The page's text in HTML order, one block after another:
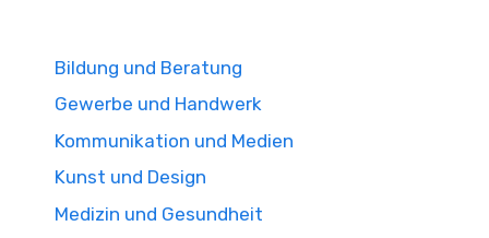
Bildung und Beratung
Gewerbe und Handwerk
Kommunikation und Medien
Kunst und Design
Medizin und Gesundheit